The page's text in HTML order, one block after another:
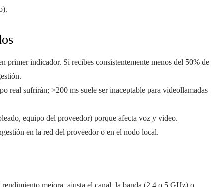
primer indicador. Si recibes consistentemente menos del 50% de
real sufrirán; >200 ms suele ser inaceptable para videollamadas
equipo del proveedor) porque afecta voz y video.
en la red del proveedor o en el nodo local.
mejora, ajusta el canal, la banda (2.4 o 5 GHz) o